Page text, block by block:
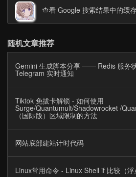
查看 Google 搜索结果中的缓
随机文章推荐
Gemini 生成脚本分享 —— Redis 服务
Telegram 实时通知
Tiktok 免拔卡解锁 - 如何使用
Surge/Quantumult/Shadowrocket /
（国际版）区域限制的方法
网站底部建站计时代码
Linux常用命令 - Linux Shell if 比较（浮